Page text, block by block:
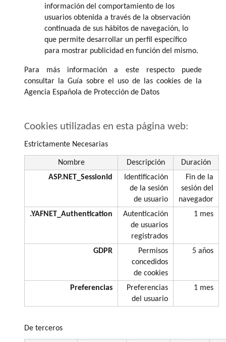
información del comportamiento de los
usuarios obtenida a través de la observación
continuada de sus hábitos de navegación, lo
que permite desarrollar un perfil específico
para mostrar publicidad en función del mismo.
Para más información a este respecto puede
consultar la Guía sobre el uso de las cookies de la
Agencia Española de Protección de Datos
Cookies utilizadas en esta página web:
Estrictamente Necesarias
Nombre Descripción
Duración
ASP.NET_SessionId
Identificación
de la sesión
de usuario
Fin de la
sesión del
navegador
.YAFNET_Authentication
Autenticación
de usuarios
registrados
1 mes
GDPR
Permisos
concedidos
de cookies
5 años
Preferencias
Preferencias
del usuario
1 mes
De terceros